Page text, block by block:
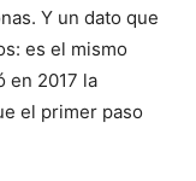
Y un dato que
es el mismo
en 2017 la
el primer paso